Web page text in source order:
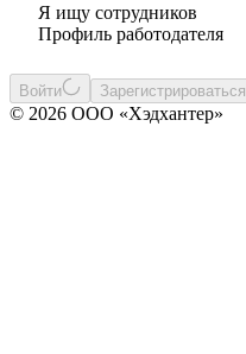
Я ищу сотрудников
Профиль работодателя
Войти Зарегистрироваться
© 2026 ООО «Хэдхантер»